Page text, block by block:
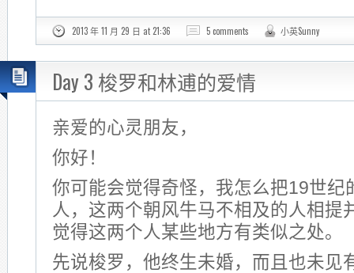
2013 年 11 月 29 日 at 21:36 5 comments 小英Sunny
Day 3 梭罗和林逋的爱情
亲爱的心灵朋友，
你好！
你可能会觉得奇怪，我怎么把19世纪
人，这两个朝风牛马不相及的人相提
觉得这两个人某些地方有类似之处。
先说梭罗，他终生未婚，而且也未见